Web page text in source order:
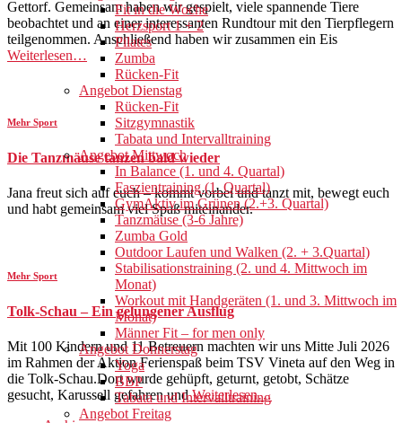
Fit in die Woche
Herzsport 1 + 2
Pilates
Zumba
Rücken-Fit
Angebot Dienstag
Rücken-Fit
Sitzgymnastik
Tabata und Intervalltraining
Angebot Mittwoch
In Balance (1. und 4. Quartal)
Faszientraining (1. Quartal)
GymAktiv im Grünen (2.+3. Quartal)
Tanzmäuse (3-6 Jahre)
Zumba Gold
Outdoor Laufen und Walken (2. + 3.Quartal)
Stabilisationstraining (2. und 4. Mittwoch im
Monat)
Workout mit Handgeräten (1. und 3. Mittwoch im
Monat)
Männer Fit – for men only
Angebot Donnerstag
Yoga
BBP
Tabata und Intervalltraining
Angebot Freitag
Gettorf. Gemeinsam haben wir gespielt, viele spannende Tiere
beobachtet und an einer interessanten Rundtour mit den Tierpflegern
teilgenommen. Anschließend haben wir zusammen ein Eis
Weiterlesen…
Mehr Sport
Die Tanzmäuse tanzen bald wieder
Jana freut sich auf euch – kommt vorbei und tanzt mit, bewegt euch
und habt gemeinsam viel Spaß miteinander.
Mehr Sport
Tolk-Schau – Ein gelungener Ausflug
Mit 100 Kindern und 11 Betreuern machten wir uns Mitte Juli 2026
im Rahmen der Aktion Ferienspaß beim TSV Vineta auf den Weg in
die Tolk-Schau.Dort wurde gehüpft, geturnt, getobt, Schätze
gesucht, Karussell gefahren undWeiterlesen…